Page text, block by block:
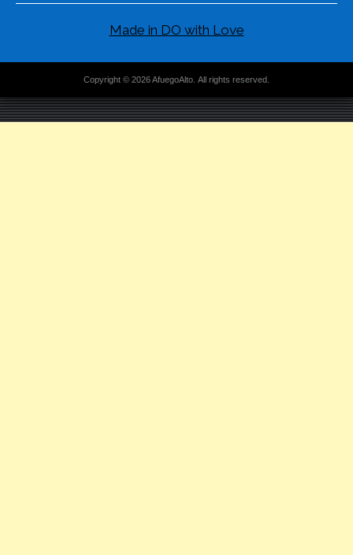
Made in DO with Love
Copyright © 2026 AfuegoAlto. All rights reserved.